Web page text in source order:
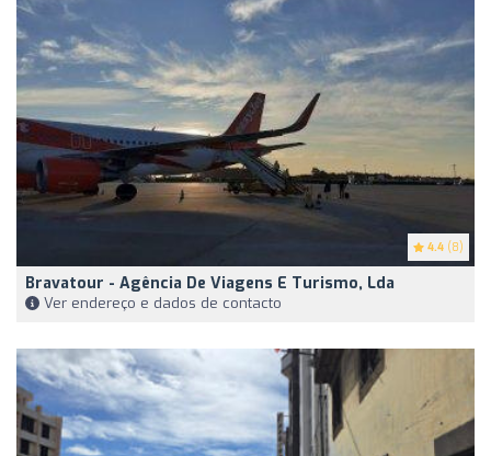
4.4 (8)
Bravatour - Agência De Viagens E Turismo, Lda
Ver endereço e dados de contacto